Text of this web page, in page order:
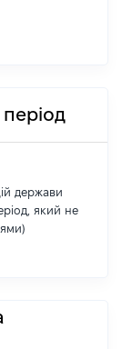
період
держави
який не